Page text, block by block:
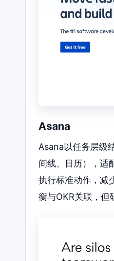
Asana
Asana以任务层级
间线、日历），适
执行标准动作，减
衡与OKR关联，但